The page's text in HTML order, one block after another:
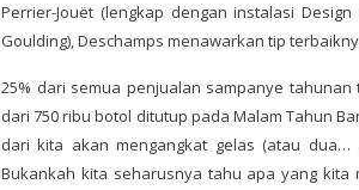
Perrier-Jouët (lengkap dengan instalasi
Goulding), Deschamps menawarkan tip
25% dari semua penjualan sampanye
dari 750 ribu botol ditutup pada Malam Tahun
dari kita akan mengangkat gelas (atau
Bukankah kita seharusnya tahu apa yang